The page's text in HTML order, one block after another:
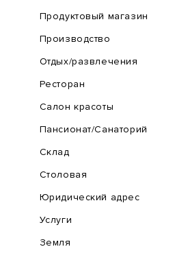
Продуктовый магазин
Производство
Отдых/развлечения
Ресторан
Салон красоты
Пансионат/Санаторий
Склад
Столовая
Юридический адрес
Услуги
Земля